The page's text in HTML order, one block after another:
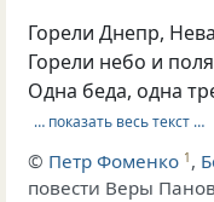
Гоpели Днепp,
Гоpели небо и
Одна беда, одна
… показать весь текст …
© Петр Фоменко 1 ,
повести Веры